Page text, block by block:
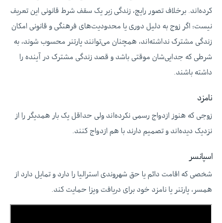
کرده‌اند. برخلاف تصور رایج، زندگی زیر یک سقف شرط قانونی این تعریف
نیست؛ اگر زوج به دلیل دوری یا محدودیت‌های فرهنگی و قانونی امکان
زندگی مشترک نداشته‌اند، همچنان می‌توانند پارتنر محسوب شوند، به
شرطی که جدایی‌شان موقتی باشد و قصد زندگی مشترک در آینده را
داشته باشند.
نامزد
زوجی که هنوز ازدواج رسمی نکرده‌اند ولی حداقل یک بار همدیگر را از
نزدیک دیده‌اند و تصمیم دارند با هم ازدواج کنند.
اسپانسر
شخصی که اقامت دائم یا حق شهروندی استرالیا را دارد و تمایل دارد از
همسر، پارتنر یا نامزد خود برای دریافت ویزا حمایت کند.